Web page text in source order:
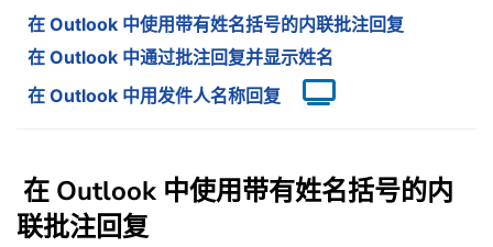
在 Outlook 中使用带有姓名括号的内联批注回复
在 Outlook 中通过批注回复并显示姓名
在 Outlook 中用发件人名称回复
在 Outlook 中使用带有姓名括号的内
联批注回复